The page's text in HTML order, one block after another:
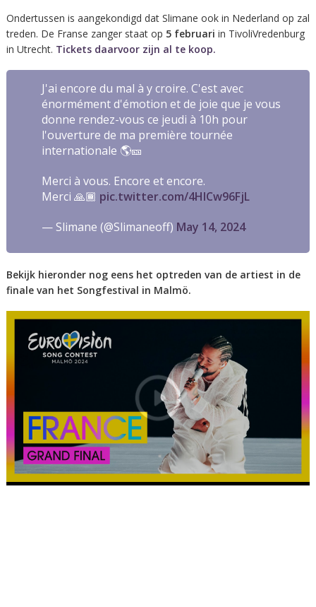
Ondertussen is aangekondigd dat Slimane ook in Nederland op zal
treden. De Franse zanger staat op 5 februari in TivoliVredenburg
in Utrecht. Tickets daarvoor zijn al te koop.
J'ai encore du mal à y croire. C'est avec
énormément d'émotion et de joie que je vous
donne rendez-vous ce jeudi à 10h pour
l'ouverture de ma première tournée
internationale 🌎🎫
Merci à vous. Encore et encore.
Merci 🙏🏾 pic.twitter.com/4HlCw96FjL
— Slimane (@Slimaneoff) May 14, 2024
Bekijk hieronder nog eens het optreden van de artiest in de
finale van het Songfestival in Malmö.